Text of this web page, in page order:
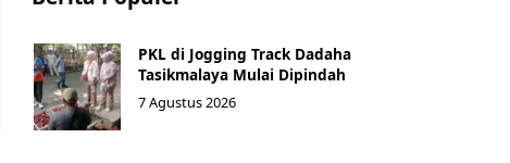
PKL di Jogging Track Dadaha
Tasikmalaya Mulai Dipindah
7 Agustus 2026